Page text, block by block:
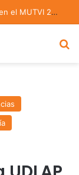
Estudiantes STEM de la UDLAP destacan en el MUTVI 2026